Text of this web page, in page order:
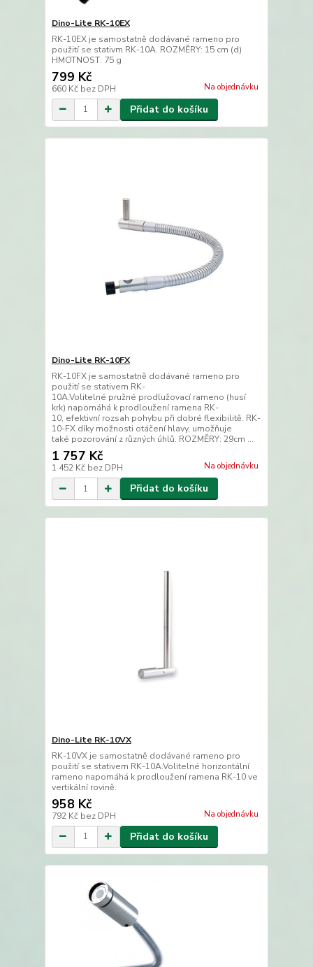
Dino-Lite RK-10EX
RK-10EX je samostatně dodávané rameno pro
použití se stativm RK-10A. ROZMĚRY: 15 cm (d)
HMOTNOST: 75 g
799 Kč
660 Kč bez DPH Na objednávku
Přidat do košíku
Dino-Lite RK-10FX
RK-10FX je samostatně dodávané rameno pro
použití se stativem RK-
10A.Volitelné pružné prodlužovací rameno (husí
krk) napomáhá k prodloužení ramena RK-
10, efektivní rozsah pohybu při dobré flexibilitě. RK-
10-FX díky možnosti otáčení hlavy, umožňuje
také pozorování z různých úhlů. ROZMĚRY: 29cm ...
1 757 Kč
1 452 Kč bez DPH Na objednávku
Přidat do košíku
Dino-Lite RK-10VX
RK-10VX je samostatně dodávané rameno pro
použití se stativem RK-10A.Volitelné horizontální
rameno napomáhá k prodloužení ramena RK-10 ve
vertikální rovině.
958 Kč
792 Kč bez DPH Na objednávku
Přidat do košíku